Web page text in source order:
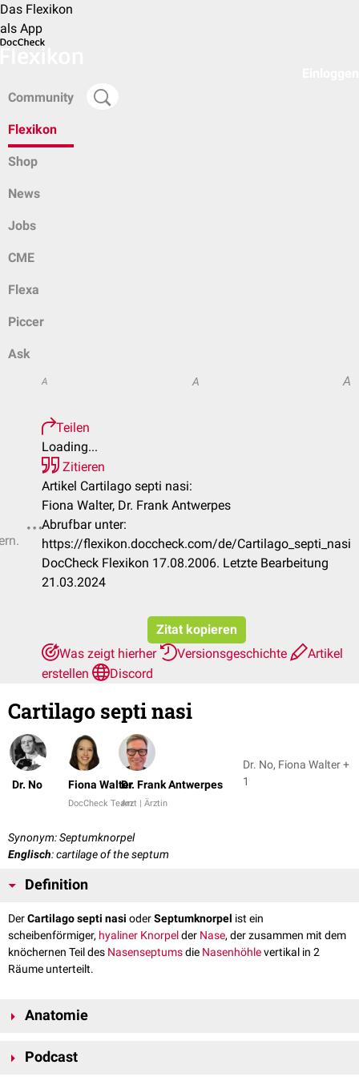
Das Flexikon
als App
Community
Flexikon
Shop
News
Jobs
CME
Flexa
Piccer
Ask
A A A
Teilen
Loading...
Zitieren
Artikel Cartilago septi nasi:
Fiona Walter, Dr. Frank Antwerpes
Abrufbar unter:
https://flexikon.doccheck.com/de/Cartilago_septi_nasi
DocCheck Flexikon 17.08.2006. Letzte Bearbeitung
21.03.2024
Zitat kopieren
Was zeigt hierher
Versionsgeschichte
Artikel
erstellen
Discord
Cartilago septi nasi
Dr. No Fiona Walter
DocCheck Team
Dr. Frank Antwerpes
Arzt | Ärztin
Dr. No, Fiona Walter +
1
Synonym: Septumknorpel
Englisch: cartilage of the septum
Definition
DerCartilago septi nasi oderSeptumknorpel ist ein
scheibenförmiger, hyaliner Knorpelder Nase, der zusammen mit dem
knöchernen Teil des Nasenseptumsdie Nasenhöhlevertikal in 2
Räume unterteilt.
Anatomie
Rändern.Podcast